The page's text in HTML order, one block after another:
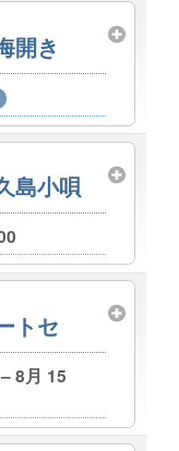
開き
島小唄
トセ
8月 15